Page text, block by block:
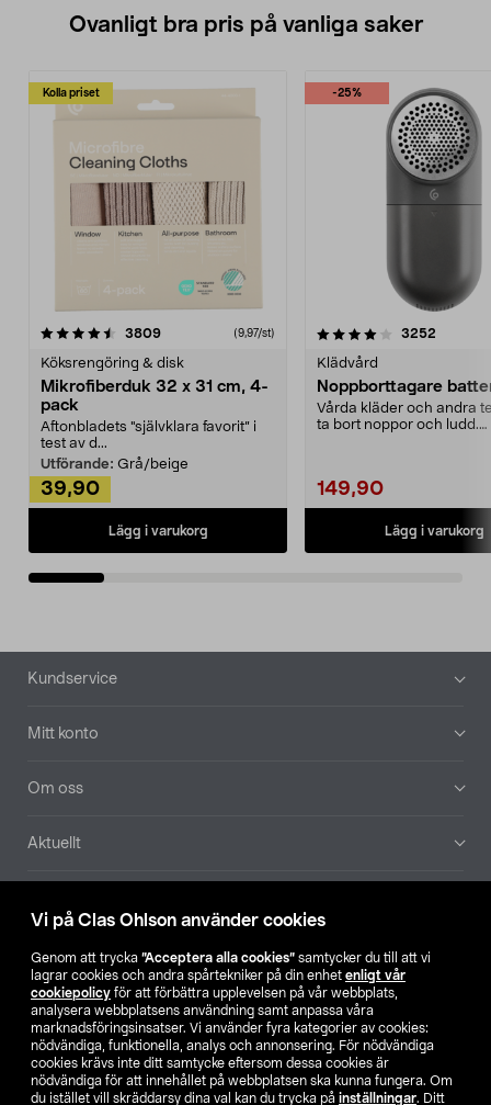
Vi på Clas Ohlson använder cookies
Genom att trycka ”Acceptera alla cookies” samtycker du till att vi
lagrar cookies och andra spårtekniker på din enhet enligt vår
cookiepolicy för att förbättra upplevelsen på vår webbplats,
analysera webbplatsens användning samt anpassa våra
marknadsföringsinsatser. Vi använder fyra kategorier av cookies:
nödvändiga, funktionella, analys och annonsering. För nödvändiga
cookies krävs inte ditt samtycke eftersom dessa cookies är
nödvändiga för att innehållet på webbplatsen ska kunna fungera. Om
du istället vill skräddarsy dina val kan du trycka på inställningar. Ditt
Ovanligt bra pris på vanliga saker
Kolla priset
3809recensioner (9,97/st)
Köksrengöring & disk
Mikrofiberduk 32 x 31 cm, 4-
pack
Aftonbladets "självklara favorit” i
test av d...
Utförande: Grå/beige
39,90
Lägg i varukorg
-25%
4.0av 5 stjärnor 3252
Klädvård
Noppborttagare
Vårda kläder och andra
ta bort noppor och ludd.
149,90
Lägg i varukorg
4.5av 5 stjärnor
Sidfot
Kundservice
Mitt konto
Om oss
Aktuellt
Hitta butik
SE NO FI